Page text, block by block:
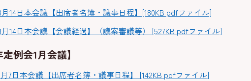
14日本会議【出席者名簿・議事日程】[180KB pdfファイル]
14日本会議【会議経過】（議案審議等） [527KB pdfファイル]
定例会1月会議】
7日本会議【出席者名簿・議事日程】 [142KB pdfファイル]